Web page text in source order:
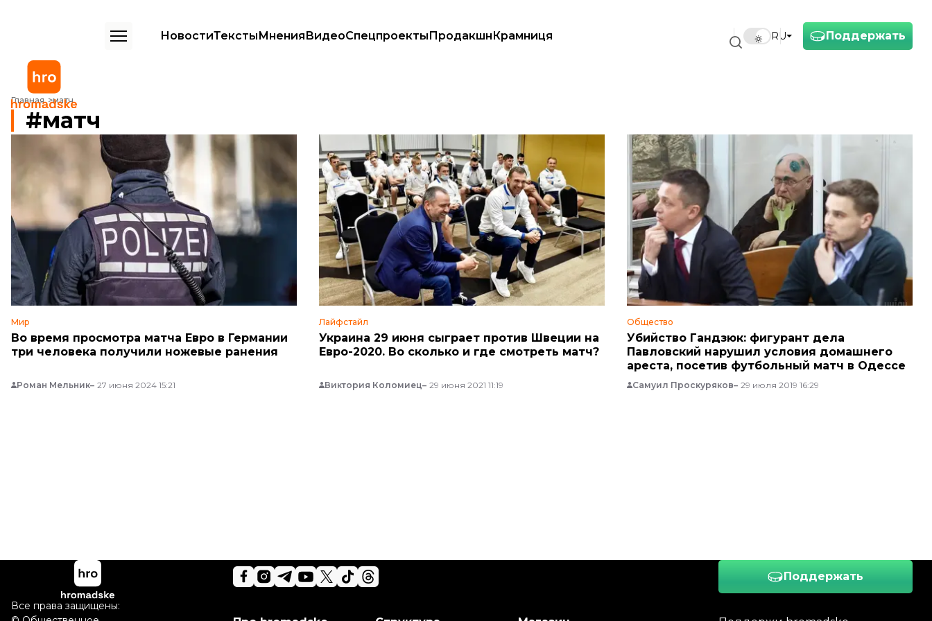
Поддержать
RU
НовостиТекстыМненияВидеоСпецпроектыПродакшнКрамниця
Главная матч
матч
Мир
Во время просмотра матча Евро в Германии
три человека получили ножевые ранения
Роман Мельник 27 июня 2024 15:21
Лайфстайл
Украина 29 июня сыграет против Швеции на
Евро-2020. Во сколько и где смотреть матч?
Виктория Коломиец 29 июня 2021 11:19
Общество
Убийство Гандзюк: фигурант дела
Павловский нарушил условия домашнего
ареста, посетив футбольный матч в Одессе
Самуил Проскуряков 29 июля 2019 16:29
Поддержать
Все права защищены: